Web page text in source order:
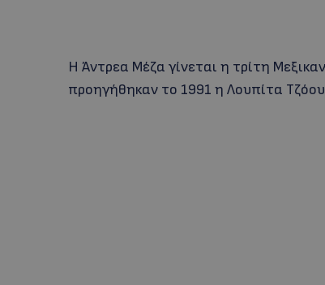
H Άντρεα Μέζα γίνεται η τρίτη
προηγήθηκαν το 1991 η Λουπίτα